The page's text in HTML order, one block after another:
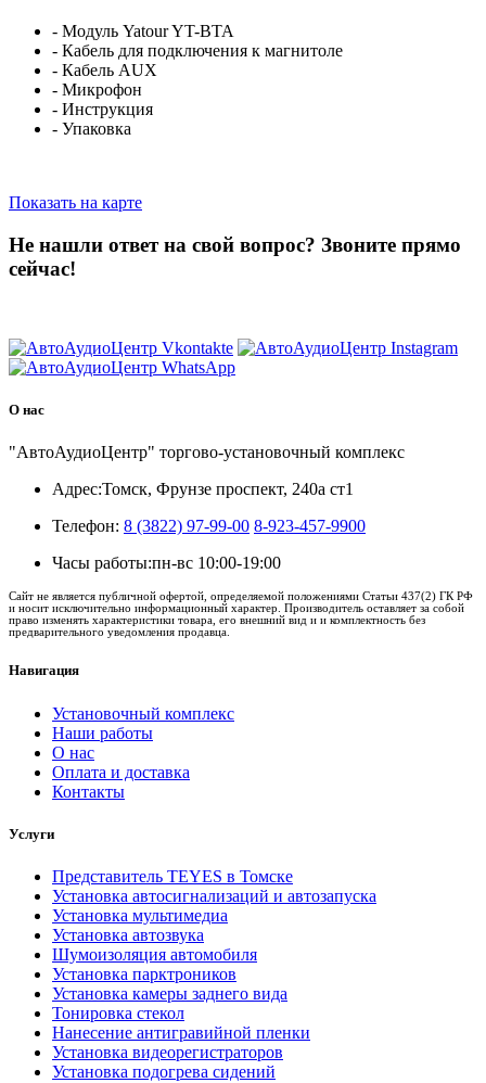
- Модуль Yatour YT-BTA
- Кабель для подключения к магнитоле
- Кабель AUX
- Микрофон
- Инструкция
- Упаковка
Показать на карте
Не нашли ответ на свой вопрос? Звоните прямо
сейчас!
О нас
"АвтоАудиоЦентр" торгово-установочный комплекс
Адрес:Томск, Фрунзе проспект, 240а ст1
Телефон: 8 (3822) 97-99-00 8-923-457-9900
Часы работы:пн-вс 10:00-19:00
Сайт не является публичной офертой, определяемой положениями Статьи 437(2) ГК РФ
и носит исключительно информационный характер. Производитель оставляет за собой
право изменять характеристики товара, его внешний вид и и комплектность без
предварительного уведомления продавца.
Навигация
Установочный комплекс
Наши работы
О нас
Оплата и доставка
Контакты
Услуги
Представитель TEYES в Томске
Установка автосигнализаций и автозапуска
Установка мультимедиа
Установка автозвука
Шумоизоляция автомобиля
Установка парктроников
Установка камеры заднего вида
Тонировка стекол
Нанесение антигравийной пленки
Установка видеорегистраторов
Установка подогрева сидений